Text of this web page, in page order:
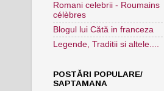
Romani celebrii - Roumains
célèbres
Blogul lui Cătă in franceza
Legende, Traditii si altele....
POSTĂRI POPULARE/
SAPTAMANA